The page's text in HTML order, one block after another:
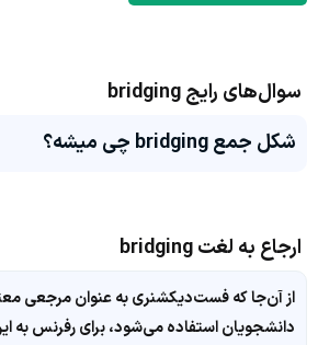
سوال‌های رایج bridging
شکل جمع bridging چی میشه؟
ارجاع به لغت bridging
از آن‌جا که فست‌دیکشنری به عنوان مرجعی
دانشجویان استفاده می‌شود، برای رفرنس به